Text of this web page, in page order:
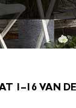
1–16 VAN